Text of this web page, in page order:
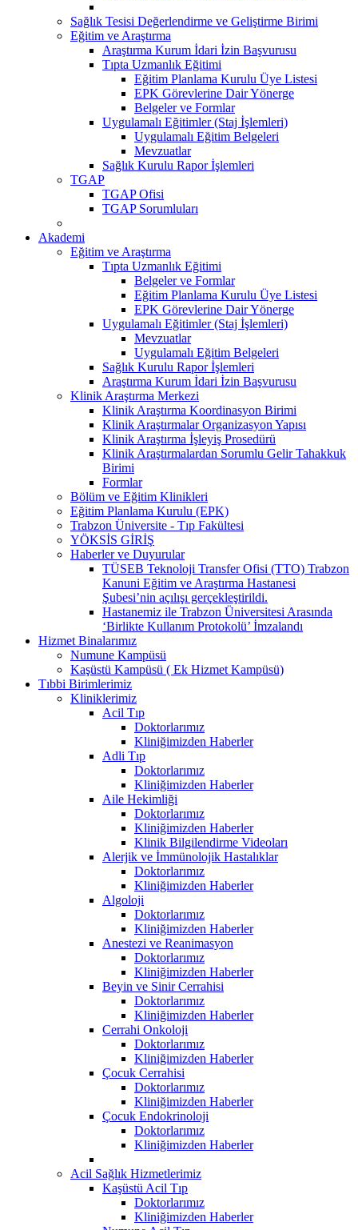
Sağlık Tesisi Değerlendirme ve Geliştirme Birimi
Eğitim ve Araştırma
Araştırma Kurum İdari İzin Başvurusu
Tıpta Uzmanlık Eğitimi
Eğitim Planlama Kurulu Üye Listesi
EPK Görevlerine Dair Yönerge
Belgeler ve Formlar
Uygulamalı Eğitimler (Staj İşlemleri)
Uygulamalı Eğitim Belgeleri
Mevzuatlar
Sağlık Kurulu Rapor İşlemleri
TGAP
TGAP Ofisi
TGAP Sorumluları
Akademi
Eğitim ve Araştırma
Tıpta Uzmanlık Eğitimi
Belgeler ve Formlar
Eğitim Planlama Kurulu Üye Listesi
EPK Görevlerine Dair Yönerge
Uygulamalı Eğitimler (Staj İşlemleri)
Mevzuatlar
Uygulamalı Eğitim Belgeleri
Sağlık Kurulu Rapor İşlemleri
Araştırma Kurum İdari İzin Başvurusu
Klinik Araştırma Merkezi
Klinik Araştırma Koordinasyon Birimi
Klinik Araştırmalar Organizasyon Yapısı
Klinik Araştırma İşleyiş Prosedürü
Klinik Araştırmalardan Sorumlu Gelir Tahakkuk
Birimi
Formlar
Bölüm ve Eğitim Klinikleri
Eğitim Planlama Kurulu (EPK)
Trabzon Üniversite - Tıp Fakültesi
YÖKSİS GİRİŞ
Haberler ve Duyurular
TÜSEB Teknoloji Transfer Ofisi (TTO) Trabzon
Kanuni Eğitim ve Araştırma Hastanesi
Şubesi’nin açılışı gerçekleştirildi.
Hastanemiz ile Trabzon Üniversitesi Arasında
‘Birlikte Kullanım Protokolü’ İmzalandı
Hizmet Binalarımız
Numune Kampüsü
Kaşüstü Kampüsü ( Ek Hizmet Kampüsü)
Tıbbi Birimlerimiz
Kliniklerimiz
Acil Tıp
Doktorlarımız
Kliniğimizden Haberler
Adli Tıp
Doktorlarımız
Kliniğimizden Haberler
Aile Hekimliği
Doktorlarımız
Kliniğimizden Haberler
Klinik Bilgilendirme Videoları
Alerjik ve İmmünolojik Hastalıklar
Doktorlarımız
Kliniğimizden Haberler
Algoloji
Doktorlarımız
Kliniğimizden Haberler
Anestezi ve Reanimasyon
Doktorlarımız
Kliniğimizden Haberler
Beyin ve Sinir Cerrahisi
Doktorlarımız
Kliniğimizden Haberler
Cerrahi Onkoloji
Doktorlarımız
Kliniğimizden Haberler
Çocuk Cerrahisi
Doktorlarımız
Kliniğimizden Haberler
Çocuk Endokrinoloji
Doktorlarımız
Kliniğimizden Haberler
Acil Sağlık Hizmetlerimiz
Kaşüstü Acil Tıp
Doktorlarımız
Kliniğimizden Haberler